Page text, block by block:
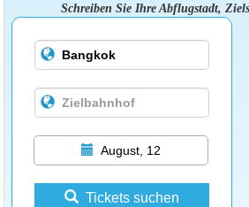
Schreiben Sie Ihre Abflugstadt,
August, 12
Tickets suchen